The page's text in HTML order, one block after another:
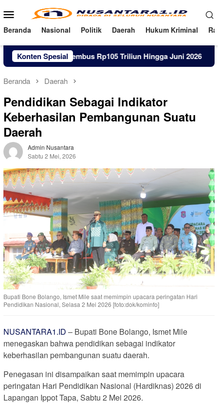
ke
konten
Menu
Mobile
Beranda Nasional Politik Daerah Hukum Kriminal
Konten Spesial
RI Tembus Rp105 Triliun Hingga Juni 2026
Beranda Daerah
Pendidikan Sebagai Indikator
Keberhasilan Pembangunan Suatu
Daerah
Admin Nusantara
Sabtu 2 Mei, 2026
Bupati Bone Bolango, Ismet Mile saat memimpin upacara peringatan Hari
Pendidikan Nasional, Selasa 2 Mei 2026 [foto:dok/kominfo]
NUSANTARA1.ID – Bupati Bone Bolango, Ismet Mile
menegaskan bahwa pendidikan sebagai indikator
keberhasilan pembangunan suatu daerah.
Penegasan ini disampaikan saat memimpin upacara
peringatan Hari Pendidikan Nasional (Hardiknas) 2026 di
Lapangan Ippot Tapa, Sabtu 2 Mei 2026.